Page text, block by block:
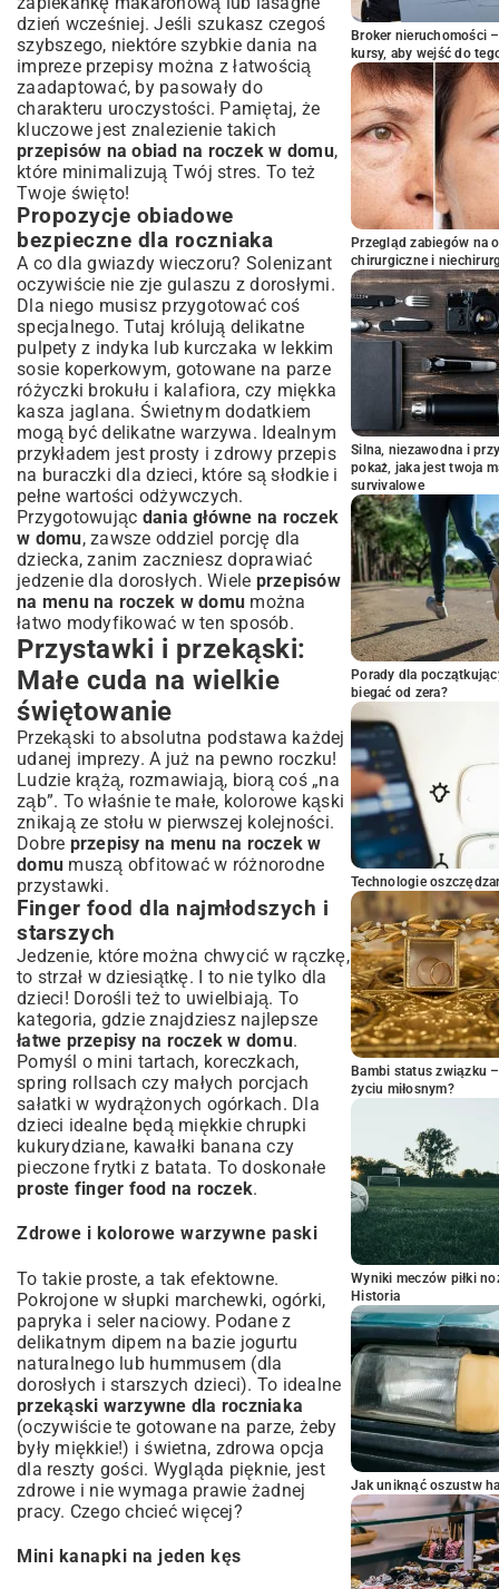
dzień wcześniej. Jeśli szukasz czegoś
szybszego, niektóre szybkie dania na
impreze przepisy można z łatwością
zaadaptować, by pasowały do
charakteru uroczystości. Pamiętaj, że
kluczowe jest znalezienie takich
przepisów na obiad na roczek w domu,
które minimalizują Twój stres. To też
Twoje święto!
Propozycje obiadowe
bezpieczne dla roczniaka
A co dla gwiazdy wieczoru? Solenizant
oczywiście nie zje gulaszu z dorosłymi.
Dla niego musisz przygotować coś
specjalnego. Tutaj królują delikatne
pulpety z indyka lub kurczaka w lekkim
sosie koperkowym, gotowane na parze
różyczki brokułu i kalafiora, czy miękka
kasza jaglana. Świetnym dodatkiem
mogą być delikatne warzywa. Idealnym
przykładem jest prosty i zdrowy przepis
na buraczki dla dzieci, które są słodkie i
pełne wartości odżywczych.
Przygotowując dania główne na roczek
w domu, zawsze oddziel porcję dla
dziecka, zanim zaczniesz doprawiać
jedzenie dla dorosłych. Wiele przepisów
na menu na roczek w domu można
łatwo modyfikować w ten sposób.
Przystawki i przekąski:
Małe cuda na wielkie
świętowanie
Przekąski to absolutna podstawa każdej
udanej imprezy. A już na pewno roczku!
Ludzie krążą, rozmawiają, biorą coś „na
ząb”. To właśnie te małe, kolorowe kąski
znikają ze stołu w pierwszej kolejności.
Dobre przepisy na menu na roczek w
domu muszą obfitować w różnorodne
przystawki.
Finger food dla najmłodszych i
starszych
Jedzenie, które można chwycić w rączkę,
to strzał w dziesiątkę. I to nie tylko dla
dzieci! Dorośli też to uwielbiają. To
kategoria, gdzie znajdziesz najlepsze
łatwe przepisy na roczek w domu.
Pomyśl o mini tartach, koreczkach,
spring rollsach czy małych porcjach
sałatki w wydrążonych ogórkach. Dla
dzieci idealne będą miękkie chrupki
kukurydziane, kawałki banana czy
pieczone frytki z batata. To doskonałe
proste finger food na roczek.
Zdrowe i kolorowe warzywne paski
To takie proste, a tak efektowne.
Pokrojone w słupki marchewki, ogórki,
papryka i seler naciowy. Podane z
delikatnym dipem na bazie jogurtu
naturalnego lub hummusem (dla
dorosłych i starszych dzieci). To idealne
przekąski warzywne dla roczniaka
(oczywiście te gotowane na parze, żeby
były miękkie!) i świetna, zdrowa opcja
dla reszty gości. Wygląda pięknie, jest
zdrowe i nie wymaga prawie żadnej
pracy. Czego chcieć więcej?
Mini kanapki na jeden kęs
Broker nieruchomości
kursy, aby wejść do
Przegląd zabiegów na
chirurgiczne i
Silna, niezawodna i
pokaż, jaka jest twoja
survivalowe
Porady dla
biegać od zera?
Technologie
Bambi status związku
życiu miłosnym?
Wyniki meczów piłki
Historia
Jak uniknąć oszustw